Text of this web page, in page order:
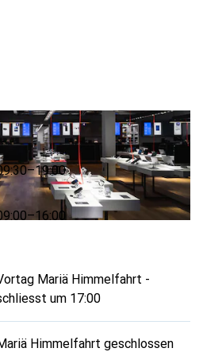
Mariä Himmelfahrt -
um 17:00
Himmelfahrt geschlossen